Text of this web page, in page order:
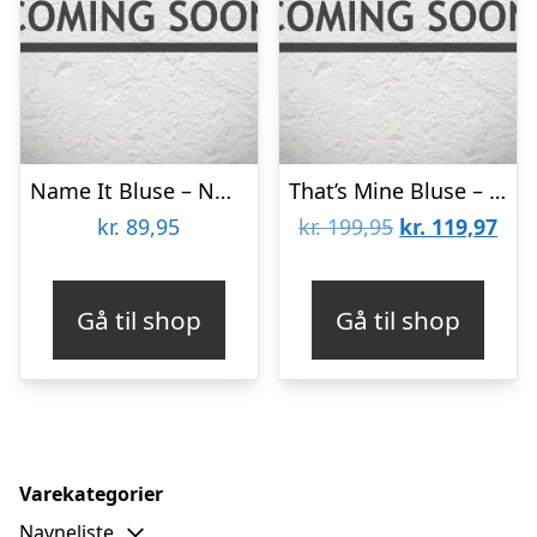
Name It Bluse – NmmVoto – Pear Sorbet/Dino Bear
kr. 89,95
Gå til shop
That’s Mine Bluse – Rib – Chou – Dinosaur Kelp
kr.199,95 Den
kr. 199,95.
kr. 119,97Den
kr.
Gå til shop
Varekategorier